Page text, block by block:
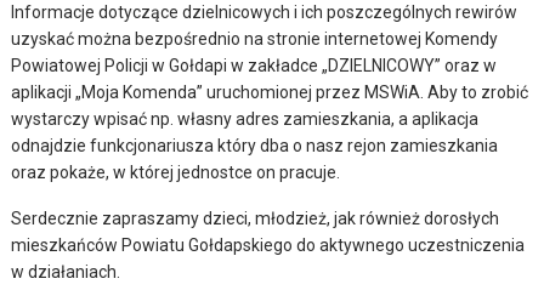
Informacje dotyczące dzielnicowych i ich poszczególnych rewirów
uzyskać można bezpośrednio na stronie internetowej Komendy
Powiatowej Policji w Gołdapi w zakładce „DZIELNICOWY” oraz w
aplikacji „Moja Komenda” uruchomionej przez MSWiA. Aby to zrobić
wystarczy wpisać np. własny adres zamieszkania, a aplikacja
odnajdzie funkcjonariusza który dba o nasz rejon zamieszkania
oraz pokaże, w której jednostce on pracuje.
Serdecznie zapraszamy dzieci, młodzież, jak również dorosłych
mieszkańców Powiatu Gołdapskiego do aktywnego uczestniczenia
w działaniach.